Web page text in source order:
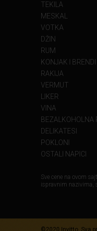
TEKILA
MESKAL
VOTKA
DŽIN
RUM
KONJAK I BRENDI
RAKIJA
VERMUT
LIKER
VINA
BEZALKOHOLNA
DELIKATESI
POKLONI
OSTALI NAPICI
Sve cene na ovom
ispravnim nazivima,
©2020 Invitto, Sva